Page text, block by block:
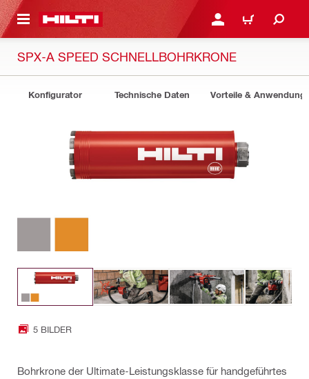
ANMELDEN ODER
WARENKORB
SPX-A SPEED SCHNELLBOHRKRONE
Konfigurator Technische Daten Vorteile &
5 BILDER
Bohrkrone der Ultimate-Leistungsklasse für handgeführtes